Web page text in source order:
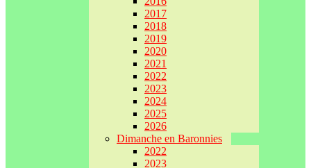
2017
2018
2019
2020
2021
2022
2023
2024
2025
2026
Dimanche en Baronnies
2022
2023